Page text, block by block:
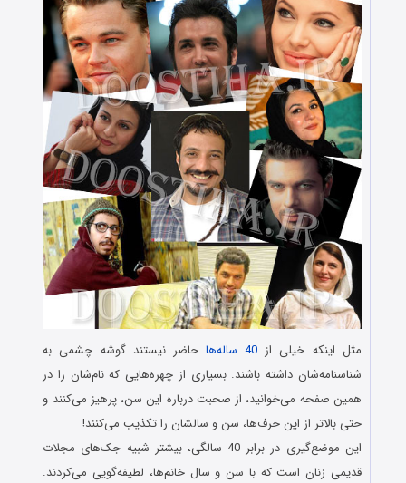
مثل اینکه خیلی از 40 ساله‌ها
حاضر نیستند گوشه چشمی به
شناسنامه‌شان داشته باشند. بسیاری از چهره‌هایی که نام‌شان را در
همین صفحه می‌خوانید، از صحبت درباره این سن، پرهیز می‌کنند و
حتی بالاتر از این حرف‌ها، سن و سالشان را تکذیب می‌کنند!
این موضع‌گیری در برابر 40 سالگی، بیشتر شبیه جک‌های مجلات
قدیمی زنان است که با سن و سال خانم‌ها، لطیفه‌گویی می‌کردند.